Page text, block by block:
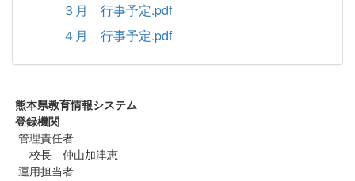
３月 行事予定.pdf
４月 行事予定.pdf
熊本県教育情報システム
登録機関
管理責任者
校長 仲山加津恵
運用担当者